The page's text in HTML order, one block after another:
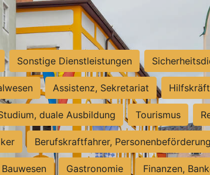
Sonstige Dienstleistungen
Assistenz, Sekretariat
duale Ausbildung Tourismus
Berufskraftfahrer, Personenbeförderung
Gastronomie Finanzen,